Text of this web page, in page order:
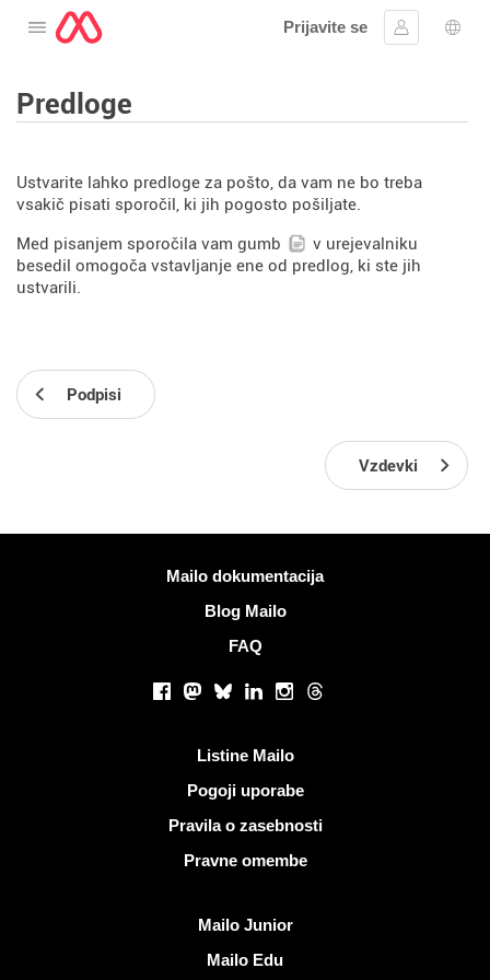
Odprite meni
Prijavite se
Vpis
Predloge
Ustvarite lahko predloge za pošto, da vam ne bo treba
vsakič pisati sporočil, ki jih pogosto pošiljate.
Med pisanjem sporočila vam gumb
v urejevalniku
besedil omogoča vstavljanje ene od predlog, ki ste jih
ustvarili.
Podpisi
Vzdevki
Mailo dokumentacija
Blog Mailo
FAQ
Facebook
Mastodon
BlueskyLinkedInInstagram
Threads
Listine Mailo
Pogoji uporabe
Pravila o zasebnosti
Pravne omembe
Mailo Junior
Mailo Edu